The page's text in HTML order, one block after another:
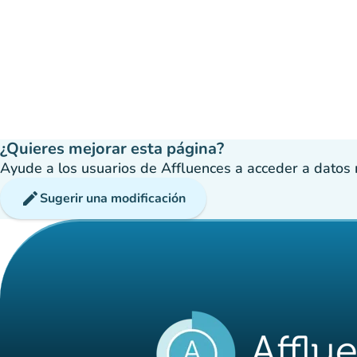
¿Quieres mejorar esta página?
Ayude a los usuarios de Affluences a acceder a
editSugerir una modificación